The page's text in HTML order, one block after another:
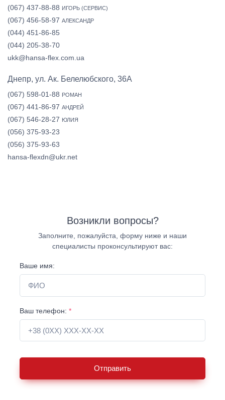
(067) 437-88-88 ИГОРЬ (СЕРВИС)
(067) 456-58-97 АЛЕКСАНДР
(044) 451-86-85
(044) 205-38-70
ukk@hansa-flex.com.ua
Днепр, ул. Ак. Белелюбского, 36А
(067) 598-01-88 РОМАН
(067) 441-86-97 АНДРЕЙ
(067) 546-28-27 ЮЛИЯ
(056) 375-93-23
(056) 375-93-63
hansa-flexdn@ukr.net
Возникли вопросы?
Заполните, пожалуйста, форму ниже и наши
специалисты проконсультируют вас:
Ваше имя:
Ваш телефон: *
Отправить